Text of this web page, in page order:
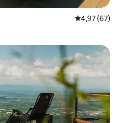
Gemiddelde
4,97 (67)